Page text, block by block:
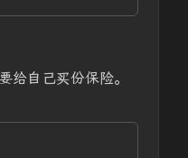
给自己买份保险。